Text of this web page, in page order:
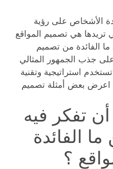
الأشخاص على رؤية
تريدها هي تصميم المواقع
ما الفائدة من تصميم
جذب الجمهور المثالي
استراتيجية وتقنية
– اعرض بعض أمثلة تصميم
تفكر فيه
الفائدة
؟